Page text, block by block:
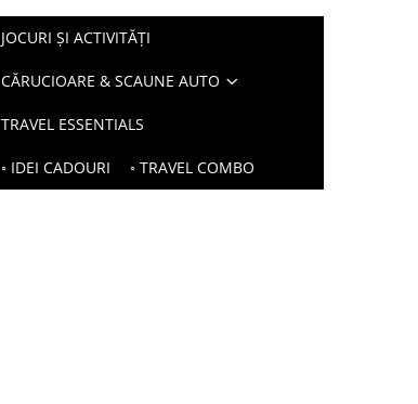
JOCURI ȘI ACTIVITĂȚI
CĂRUCIOARE & SCAUNE AUTO
TRAVEL ESSENTIALS
◦ IDEI CADOURI ◦ TRAVEL COMBO